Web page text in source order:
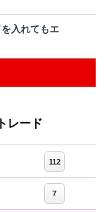
入れてもエ
レード
112
7